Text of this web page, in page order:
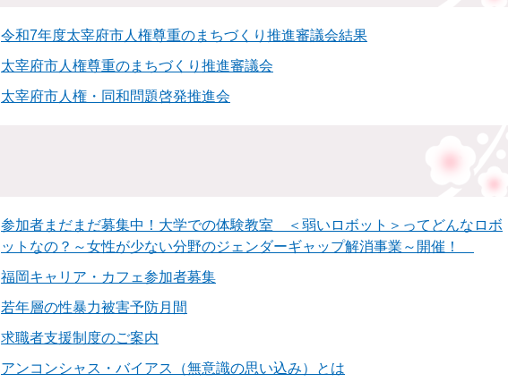
令和7年度太宰府市人権尊重のまちづくり推進審議会結果
太宰府市人権尊重のまちづくり推進審議会
太宰府市人権・同和問題啓発推進会
参加者まだまだ募集中！大学での体験教室 ＜弱いロボット＞ってどんなロボ
ットなの？～女性が少ない分野のジェンダーギャップ解消事業～開催！
福岡キャリア・カフェ参加者募集
若年層の性暴力被害予防月間
求職者支援制度のご案内
アンコンシャス・バイアス（無意識の思い込み）とは